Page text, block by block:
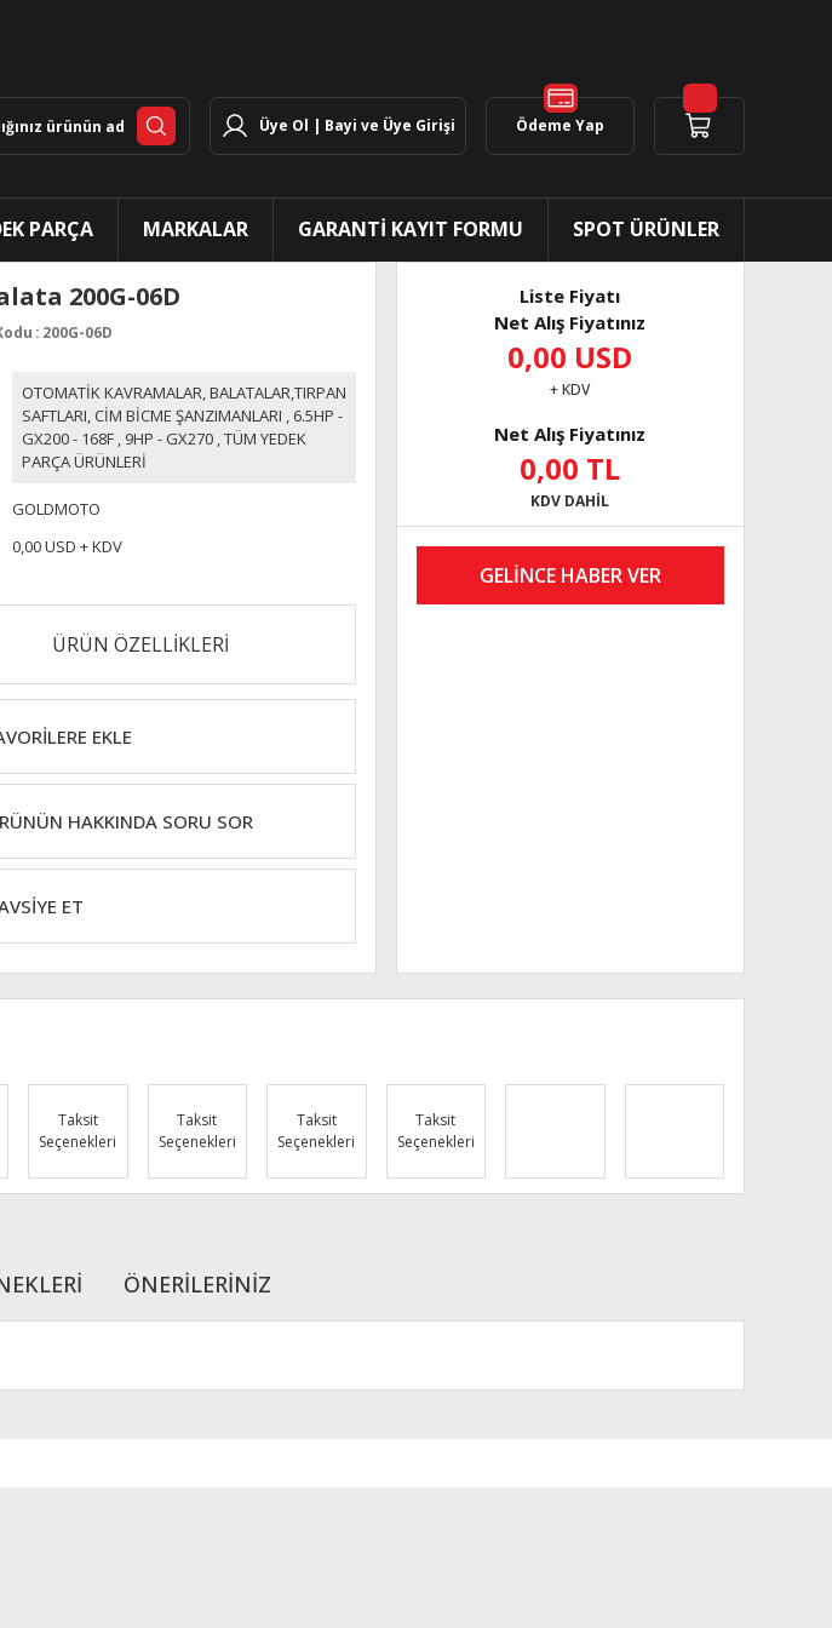
Üye Ol | Bayi ve Üye Girişi Ödeme Yap
PARÇA MARKALAR GARANTİ KAYIT FORMU SPOT ÜRÜNLER
200G-06D
: 200G-06D
OTOMATİK KAVRAMALAR, BALATALAR,TIRPAN
SAFTLARI, CİM BİCME ŞANZIMANLARI , 6.5HP -
GX200 - 168F , 9HP - GX270 ,TÜM YEDEK
PARÇA ÜRÜNLERİ
GOLDMOTO
0,00 USD + KDV
ÜRÜN ÖZELLİKLERİ
HAKKINDA SORU SOR
ET
Liste Fiyatı
Net Alış Fiyatınız
0,00 USD
+ KDV
Net Alış Fiyatınız
0,00 TL
KDV DAHİL
GELİNCE HABER VER
Taksit
Seçenekleri
Taksit
Seçenekleri
Taksit
Seçenekleri
Taksit
Seçenekleri
ÖNERİLERİNİZ